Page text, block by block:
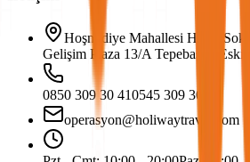
Hoşnudiye Mahallesi Hacet
Gelişim Plaza 13/A Tepebaşı –
0850 309 30 410545 309 30 41
operasyon@holiwaytravel.com